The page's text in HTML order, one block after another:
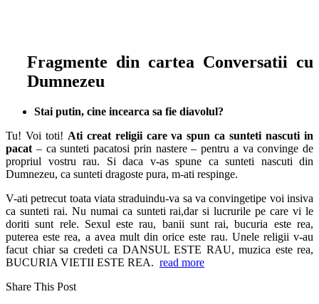
Fragmente din cartea Conversatii cu
Dumnezeu
Stai putin, cine incearca sa fie diavolul?
Tu! Voi toti! Ati creat religii care va spun ca sunteti nascuti in
pacat – ca sunteti pacatosi prin nastere – pentru a va convinge de
propriul vostru rau. Si daca v-as spune ca sunteti nascuti din
Dumnezeu, ca sunteti dragoste pura, m-ati respinge.
V-ati petrecut toata viata straduindu-va sa va convingetipe voi insiva
ca sunteti rai. Nu numai ca sunteti rai,dar si lucrurile pe care vi le
doriti sunt rele. Sexul este rau, banii sunt rai, bucuria este rea,
puterea este rea, a avea mult din orice este rau. Unele religii v-au
facut chiar sa credeti ca DANSUL ESTE RAU, muzica este rea,
BUCURIA VIETII ESTE REA. read more
Share This Post